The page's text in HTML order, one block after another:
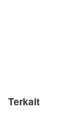
Terkait